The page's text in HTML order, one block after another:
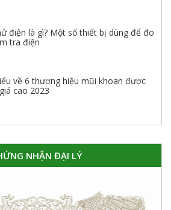
điện là gì? Một số thiết bị dùng để đo
tra điện
về 6 thương hiệu mũi khoan được
cao 2023
NHẬN ĐẠI LÝ